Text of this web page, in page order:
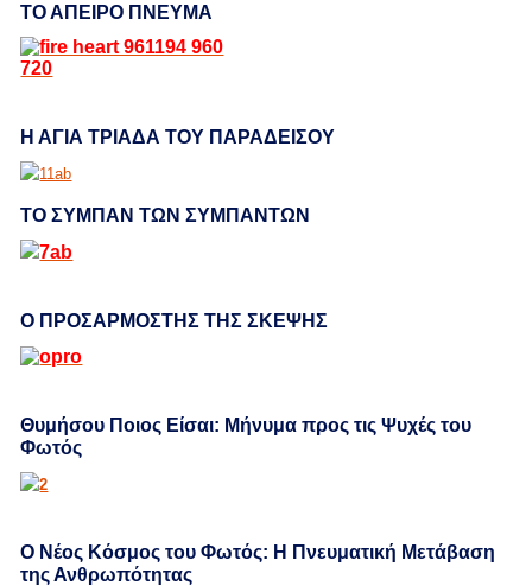
ΤΟ ΑΠΕΙΡΟ ΠΝΕΥΜΑ
Η ΑΓΙΑ ΤΡΙΑΔΑ ΤΟΥ ΠΑΡΑΔΕΙΣΟΥ
ΤΟ ΣΥΜΠΑΝ ΤΩΝ ΣΥΜΠΑΝΤΩΝ
Ο ΠΡΟΣΑΡΜΟΣΤΗΣ ΤΗΣ ΣΚΕΨΗΣ
Θυμήσου Ποιος Είσαι: Μήνυμα προς τις Ψυχές του
Φωτός
Ο Νέος Κόσμος του Φωτός: Η Πνευματική Μετάβαση
της Ανθρωπότητας